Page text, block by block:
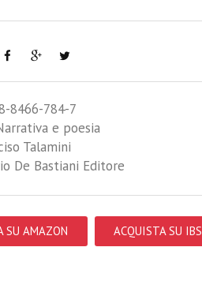
8466-784-7
e poesia
Talamini
De Bastiani Editore
SU AMAZON ACQUISTA SU IBS